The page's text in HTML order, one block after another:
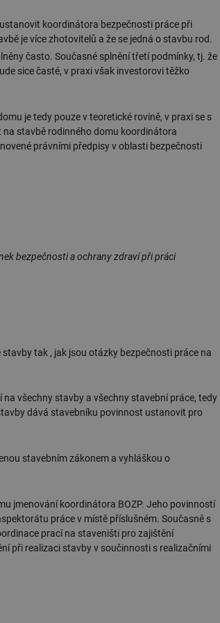
koordinátora bezpečnosti práce při
je více zhotovitelů a že se jedná o stavbu rod.
často. Současné splnění třetí podmínky, tj. že
sice časté, v praxi však investorovi těžko
je tedy pouze v teoretické rovině, v praxi se s
stavbě rodinného domu koordinátora
právními předpisy v oblasti bezpečnosti
bezpečnosti a ochrany zdraví při práci
tak , jak jsou otázky bezpečnosti práce na
všechny stavby a všechny stavební práce, tedy
dává stavebníku povinnost ustanovit pro
stavebním zákonem a vyhláškou o
jmenování koordinátora BOZP. Jeho povinností
práce v místě příslušném. Současně s
prací na staveništi pro zajištění
při realizaci stavby v součinnosti s realizačními
prohlížeče
Tento soubor cookie se používá k
29 minut
Soubor cookie je nastaven tak, aby
10 let Tento soubor cookie se používá k
1 minuta
Tento soubor cookie je nastaven tak,
Tento soubor cookie se používá k
10 let Tento soubor cookie se používá k
10 let
Tento soubor cookie se používá k
definovaného denním limitem relace
58 sekund
Tento soubor cookie je přidružen k
Správce značek Google k načtení dalších
stránku. Pokud je použit, lze jej
nutný, protože bez něj jiné skripty